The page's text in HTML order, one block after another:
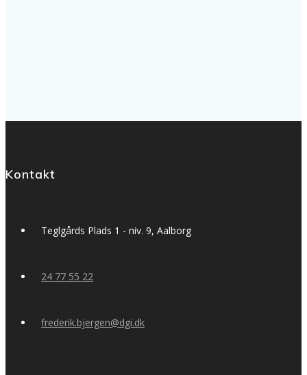
Kontakt
Teglgårds Plads 1 - niv. 9, Aalborg
24 77 55 22
frederik.bjergen@dgi.dk